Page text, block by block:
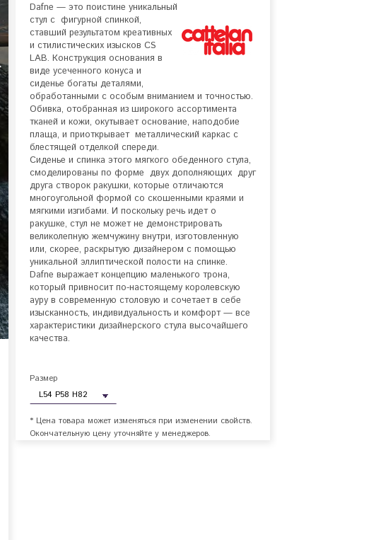
Dafne — это поистине уникальный
стул с  фигурной спинкой,
ставший результатом креативных
и стилистических изысков CS
LAB. Конструкция основания в
виде усеченного конуса и
сиденье богаты деталями,
обработанными с особым вниманием и точностью.
Обивка, отобранная из широкого ассортимента
тканей и кожи, окутывает основание, наподобие
плаща, и приоткрывает  металлический каркас с
блестящей отделкой спереди.
Сиденье и спинка этого мягкого обеденного стула,
смоделированы по форме  двух дополняющих  друг
друга створок ракушки, которые отличаются
многоугольной формой со скошенными краями и
мягкими изгибами. И поскольку речь идет о
ракушке, стул не может не демонстрировать
великолепную жемчужину внутри, изготовленную
или, скорее, раскрытую дизайнером с помощью
уникальной эллиптической полости на спинке.
Dafne выражает концепцию маленького трона,
который привносит по-настоящему королевскую
ауру в современную столовую и сочетает в себе
изысканность, индивидуальность и комфорт — все
характеристики дизайнерского стула высочайшего
качества.
Размер
* Цена товара может изменяться при изменении свойств.
Окончательную цену уточняйте у менеджеров.